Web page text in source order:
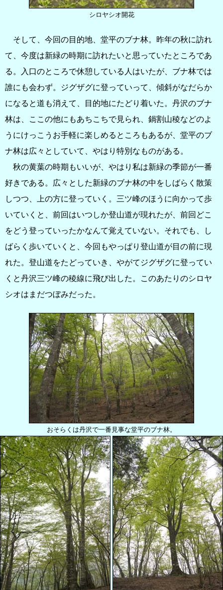
シロヤシオ開花
そして、今回の目的地、堂平のブナ林。昨年の秋に訪れ
て、今度は新緑の時期に訪れたいと思っていたところであ
る。入口のところで休憩している人はいたが、ブナ林では
誰にも会わず。ジグザグに登っていって、傾斜がなだらか
になると道も消えて、目的地にたどり着いた。丹沢のブナ
林は、ここの他にもあちこちで見られ、鍋割山稜などのよ
うにけっこうお手軽に楽しめるところもあるが、堂平のブ
ナ林は広々としていて、やはり特別なものがある。
秋の黄葉の時期もいいが、やはり私は新緑の季節が一番
好きである。広々とした新緑のブナ林の中をしばらく散策
しつつ、上の方に登っていく。三ツ峰のほうに向かって歩
いていくと、前回はいつしか登山道が現れたが、前回どこ
をどう登っていったかなんて覚えていない。それでも、し
ばらく歩いていくと、今回もやっぱり登山道が目の前に現
れた。登山道をたどっていき、やがてジグザグに登ってい
くと丹沢三ツ峰の稜線に飛び出した。このあたりのシロヤ
シオはまだつぼみだった。
おそらくは丹沢で一番見事な堂平のブナ林。